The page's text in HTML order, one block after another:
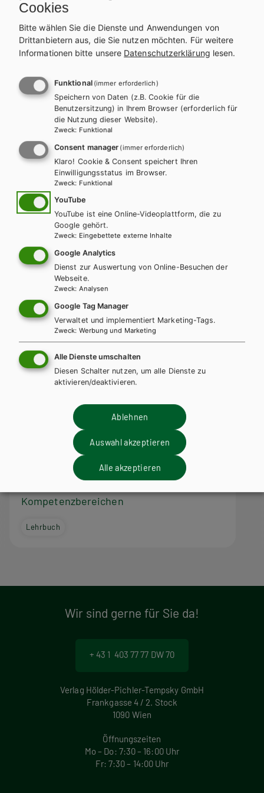
AHS-O
Artes. Das kompetenzorientierte
Lehrbuch für den Latein-Grundkurs
Übungsbuch
Zusatzheft
Lehrer/innenheft
Übungsschularbeiten
Latein in unserer Zeit –
Sammelbände
Latein in unserer Zeit - Texterschließung.
Ein Hand- und Übungsbuch zu den
Kompetenzbereichen
Lehrbuch
Wir sind gerne für Sie da!
+ 43 1 403 77 77 DW 70
Verlag Hölder-Pichler-Tempsky GmbH
Frankgasse 4 / 2. Stock
1090 Wien
Öffnungszeiten
Mo – Do: 7:30 – 16:00 Uhr
Fr: 7:30 – 14:00 Uhr
Cookies
Bitte wählen Sie die Dienste und Anwendungen von
Drittanbietern aus, die Sie nutzen möchten. Für weitere
Informationen bitte unsere Datenschutzerklärung lesen.
Funktional (immer erforderlich)
Speichern von Daten (z.B. Cookie für die
Benutzersitzung) in Ihrem Browser (erforderlich für
die Nutzung dieser Website).
Zweck: Funktional
Consent manager (immer erforderlich)
Klaro! Cookie & Consent speichert Ihren
Einwilligungsstatus im Browser.
Zweck: Funktional
YouTube
YouTube ist eine Online-Videoplattform, die zu
Google gehört.
Zweck: Eingebettete externe Inhalte
Google Analytics
Dienst zur Auswertung von Online-Besuchen der
Webseite.
Zweck: Analysen
Google Tag Manager
Verwaltet und implementiert Marketing-Tags.
Zweck: Werbung und Marketing
Alle Dienste umschalten
Diesen Schalter nutzen, um alle Dienste zu
aktivieren/deaktivieren.
Ablehnen
Auswahl akzeptieren
Alle akzeptieren